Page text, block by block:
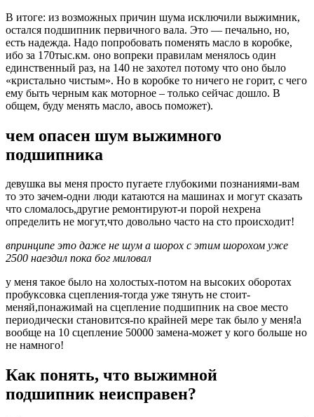
В итоге: из возможных причин шума исключили выжимник,
остался подшипник первичного вала. Это — печально, но,
есть надежда. Надо попробовать поменять масло в коробке,
ибо за 170тыс.км. оно вопреки правилам менялось один
единственный раз, на 140 не захотел потому что оно было
«кристально чистым». Но в коробке то ничего не горит, с чего
ему быть черным как моторное – только сейчас дошло. В
общем, буду менять масло, авось поможет).
чем опасен шум выжимного
подшипника
девушка вы меня просто пугаете глубокими познаниями-вам
то это зачем-одни люди катаются на машинах и могут сказать
что сломалось,другие ремонтируют-и порой нехрена
определить не могут,что довольно часто на сто происходит!
впринципе это даже не шум а шорох с этим шорохом уже
2500 наездил пока бог миловал
у меня такое было на холостых-потом на высоких оборотах
пробуксовка сцепления-тогда уже тянуть не стоит-
меняй,понажимай на сцепление подшипник на свое место
периодически становится-по крайней мере так было у меня!а
вообще на 10 сцепление 50000 замена-может у кого больше но
не намного!
Как понять, что выжимной
подшипник неисправен?